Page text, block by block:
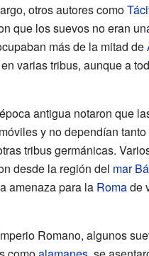
otros autores como
que los suevos no eran
más de la mitad de
varias tribus, aunque a
antigua notaron que
y no dependían
tribus germánicas.
desde la región del mar
amenaza para la Romade
Romano, algunos